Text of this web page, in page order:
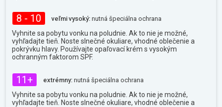
8 - 10 veľmi vysoký: nutná špeciálna ochrana
Vyhnite sa pobytu vonku na poludnie. Ak to nie je možné,
vyhľadajte tieň. Noste slnečné okuliare, vhodné oblečenie a
pokrývku hlavy. Používajte opaľovací krém s vysokým
ochranným faktorom SPF.
11+ extrémny: nutná špeciálna ochrana
Vyhnite sa pobytu vonku na poludnie. Ak to nie je možné,
vyhľadajte tieň. Noste slnečné okuliare, vhodné oblečenie a